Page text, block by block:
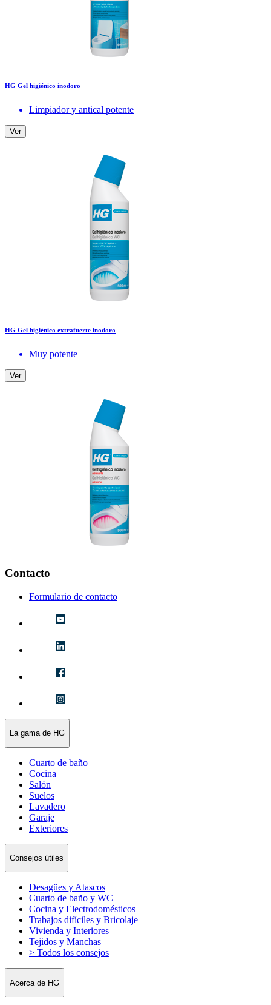
HG Gel higiénico inodoro
Limpiador y antical potente
Ver
HG Gel higiénico extrafuerte inodoro
Muy potente
Ver
Contacto
Formulario de contacto
La gama de HG
Cuarto de baño
Cocina
Salón
Suelos
Lavadero
Garaje
Exteriores
Consejos útiles
Desagües y Atascos
Cuarto de baño y WC
Cocina y Electrodomésticos
Trabajos difíciles y Bricolaje
Vivienda y Interiores
Tejidos y Manchas
> Todos los consejos
Acerca de HG